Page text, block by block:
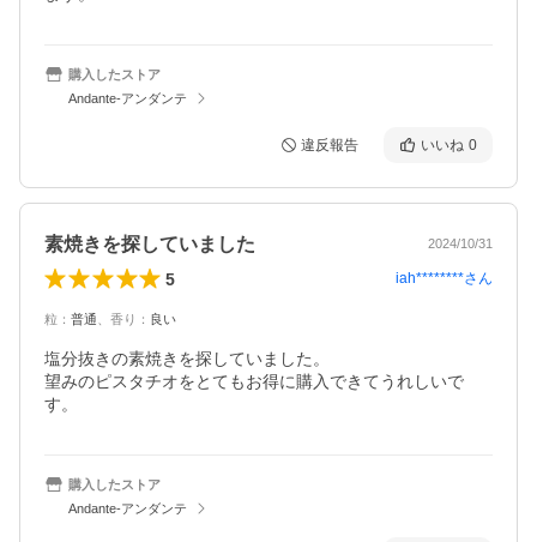
購入したストア
Andante-アンダンテ
違反報告 いいね 0
素焼きを探していました 2024/10/31
5 iah********さん
粒 ： 普通 香り ： 良い
塩分抜きの素焼きを探していました。
望みのピスタチオをとてもお得に購入できてうれしいで
す。
購入したストア
Andante-アンダンテ